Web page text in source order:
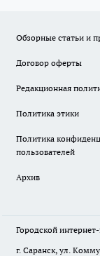
Обзорные статьи и
Договор оферты
Редакционная
Политика этики
Политика
пользователей
Архив
Городской
г. Саранск, ул.